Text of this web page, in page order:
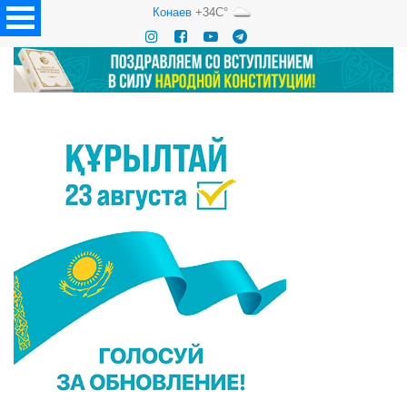
Конаев+34C°